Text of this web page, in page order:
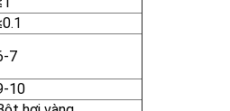
7
10